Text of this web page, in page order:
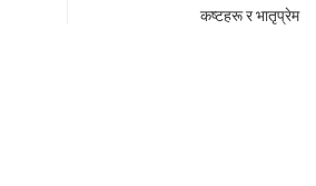
कष्टहरू र भातृप्रेम